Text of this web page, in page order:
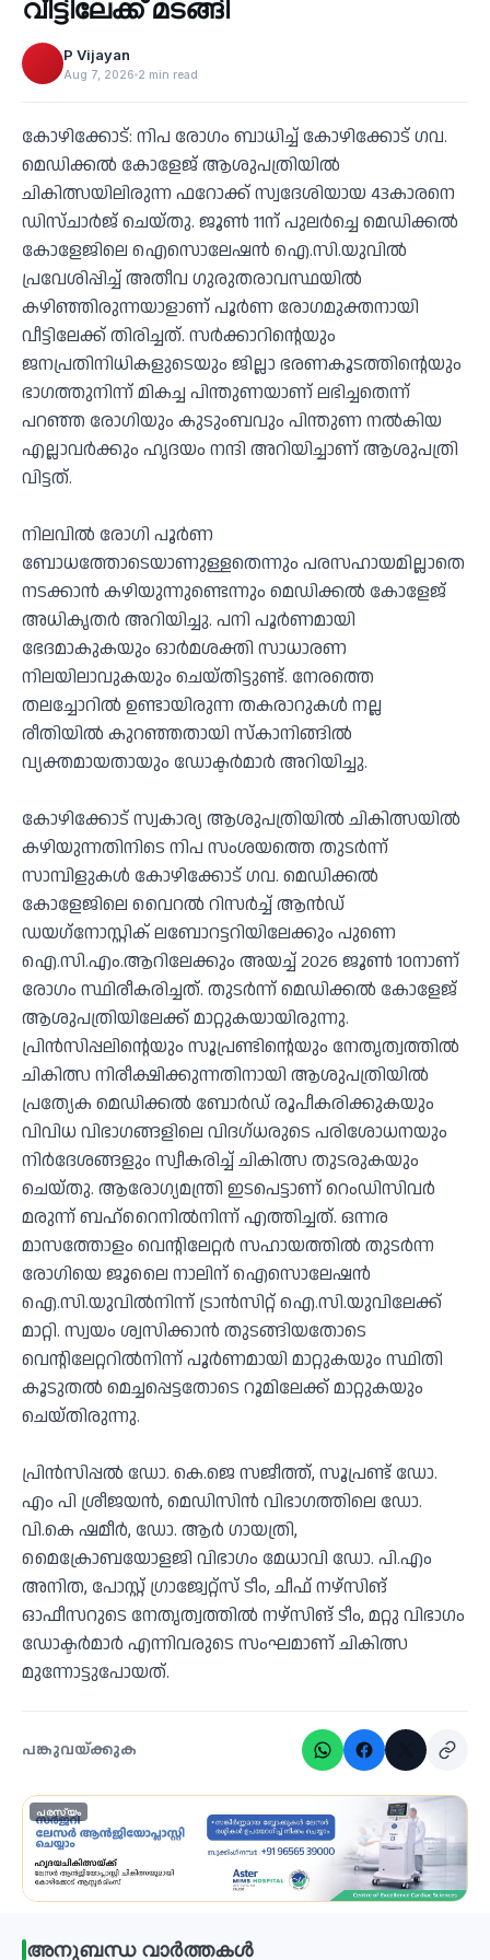
വീട്ടിലേക്ക് മടങ്ങി
P Vijayan
Aug 7, 2026 2 min read
കോഴിക്കോട്: നിപ രോഗം ബാധിച്ച് കോഴിക്കോട് ഗവ.
മെഡിക്കല്‍ കോളേജ് ആശുപത്രിയില്‍
ചികിത്സയിലിരുന്ന ഫറോക്ക് സ്വദേശിയായ 43കാരനെ
ഡിസ്ചാര്‍ജ് ചെയ്തു. ജൂണ്‍ 11ന് പുലര്‍ച്ചെ മെഡിക്കല്‍
കോളേജിലെ ഐസൊലേഷന്‍ ഐ.സി.യുവില്‍
പ്രവേശിപ്പിച്ച് അതീവ ഗുരുതരാവസ്ഥയില്‍
കഴിഞ്ഞിരുന്നയാളാണ് പൂര്‍ണ രോഗമുക്തനായി
വീട്ടിലേക്ക് തിരിച്ചത്. സര്‍ക്കാറിന്റെയും
ജനപ്രതിനിധികളുടെയും ജില്ലാ ഭരണകൂടത്തിന്റെയും
ഭാഗത്തുനിന്ന് മികച്ച പിന്തുണയാണ് ലഭിച്ചതെന്ന്
പറഞ്ഞ രോഗിയും കുടുംബവും പിന്തുണ നല്‍കിയ
എല്ലാവര്‍ക്കും ഹൃദയം നന്ദി അറിയിച്ചാണ് ആശുപത്രി
വിട്ടത്.
നിലവില്‍ രോഗി പൂര്‍ണ
ബോധത്തോടെയാണുള്ളതെന്നും പരസഹായമില്ലാതെ
നടക്കാന്‍ കഴിയുന്നുണ്ടെന്നും മെഡിക്കല്‍ കോളേജ്
അധികൃതര്‍ അറിയിച്ചു. പനി പൂര്‍ണമായി
ഭേദമാകുകയും ഓര്‍മശക്തി സാധാരണ
നിലയിലാവുകയും ചെയ്തിട്ടുണ്ട്. നേരത്തെ
തലച്ചോറില്‍ ഉണ്ടായിരുന്ന തകരാറുകള്‍ നല്ല
രീതിയില്‍ കുറഞ്ഞതായി സ്‌കാനിങ്ങില്‍
വ്യക്തമായതായും ഡോക്ടര്‍മാര്‍ അറിയിച്ചു.
കോഴിക്കോട് സ്വകാര്യ ആശുപത്രിയില്‍ ചികിത്സയില്‍
കഴിയുന്നതിനിടെ നിപ സംശയത്തെ തുടര്‍ന്ന്
സാമ്പിളുകള്‍ കോഴിക്കോട് ഗവ. മെഡിക്കല്‍
കോളേജിലെ വൈറല്‍ റിസര്‍ച്ച് ആന്‍ഡ്
ഡയഗ്‌നോസ്റ്റിക് ലബോറട്ടറിയിലേക്കും പുണെ
ഐ.സി.എം.ആറിലേക്കും അയച്ച് 2026 ജൂണ്‍ 10നാണ്
രോഗം സ്ഥിരീകരിച്ചത്. തുടര്‍ന്ന് മെഡിക്കല്‍ കോളേജ്
ആശുപത്രിയിലേക്ക് മാറ്റുകയായിരുന്നു.
പ്രിന്‍സിപ്പലിന്റെയും സൂപ്രണ്ടിന്റെയും നേതൃത്വത്തില്‍
ചികിത്സ നിരീക്ഷിക്കുന്നതിനായി ആശുപത്രിയില്‍
പ്രത്യേക മെഡിക്കല്‍ ബോര്‍ഡ് രൂപീകരിക്കുകയും
വിവിധ വിഭാഗങ്ങളിലെ വിദഗ്ധരുടെ പരിശോധനയും
നിര്‍ദേശങ്ങളും സ്വീകരിച്ച് ചികിത്സ തുടരുകയും
ചെയ്തു. ആരോഗ്യമന്ത്രി ഇടപെട്ടാണ് റെംഡിസിവര്‍
മരുന്ന് ബഹ്‌റൈനില്‍നിന്ന് എത്തിച്ചത്. ഒന്നര
മാസത്തോളം വെന്റിലേറ്റര്‍ സഹായത്തില്‍ തുടര്‍ന്ന
രോഗിയെ ജൂലൈ നാലിന് ഐസൊലേഷന്‍
ഐ.സി.യുവില്‍നിന്ന് ട്രാന്‍സിറ്റ് ഐ.സി.യുവിലേക്ക്
മാറ്റി. സ്വയം ശ്വസിക്കാന്‍ തുടങ്ങിയതോടെ
വെന്റിലേറ്ററില്‍നിന്ന് പൂര്‍ണമായി മാറ്റുകയും സ്ഥിതി
കൂടുതല്‍ മെച്ചപ്പെട്ടതോടെ റൂമിലേക്ക് മാറ്റുകയും
ചെയ്തിരുന്നു.
പ്രിന്‍സിപ്പല്‍ ഡോ. കെ.ജെ സജീത്ത്, സൂപ്രണ്ട് ഡോ.
എം പി ശ്രീജയന്‍, മെഡിസിന്‍ വിഭാഗത്തിലെ ഡോ.
വി.കെ ഷമീര്‍, ഡോ. ആര്‍ ഗായത്രി,
മൈക്രോബയോളജി വിഭാഗം മേധാവി ഡോ. പി.എം
അനിത, പോസ്റ്റ് ഗ്രാജ്വേറ്റ്‌സ് ടീം, ചീഫ് നഴ്‌സിങ്
ഓഫീസറുടെ നേതൃത്വത്തില്‍ നഴ്‌സിങ് ടീം, മറ്റു വിഭാഗം
ഡോക്ടര്‍മാര്‍ എന്നിവരുടെ സംഘമാണ് ചികിത്സ
മുന്നോട്ടുപോയത്.
പങ്കുവയ്ക്കുക
പരസ്യം
അനുബന്ധ വാർത്തകൾ